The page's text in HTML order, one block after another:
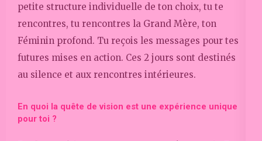
petite structure individuelle de ton choix, tu te
rencontres, tu rencontres la Grand Mère, ton
Féminin profond. Tu reçois les messages pour tes
futures mises en action. Ces 2 jours sont destinés
au silence et aux rencontres intérieures.
En quoi la quête de vision est une expérience unique
pour toi ?